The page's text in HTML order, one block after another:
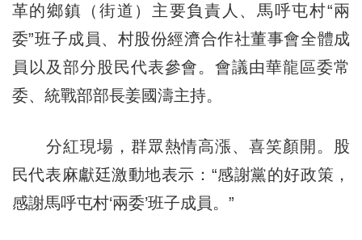
革的鄉鎮（街道）主要負責人、馬呼屯村“兩
委”班子成員、村股份經濟合作社董事會全體成
員以及部分股民代表參會。會議由華龍區委常
委、統戰部部長姜國濤主持。
分紅現場，群眾熱情高漲、喜笑顏開。股
民代表麻獻廷激動地表示：“感謝黨的好政策，
感謝馬呼屯村‘兩委’班子成員。”